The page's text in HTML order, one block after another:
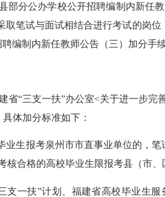
部分公办学校公开招聘编制内新任
笔试与面试相结合进行考试的岗
编制内新任教师公告（三）加分手
省“三支一扶”办公室<关于进一步完
体加分标准如下：
业生报考泉州市市直事业单位的，笔
合格的高校毕业生限报考县（市、
支一扶”计划、福建省高校毕业生